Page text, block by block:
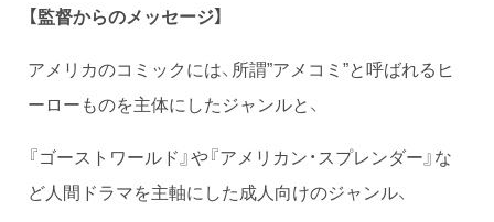
【監督からのメッセージ】
アメリカのコミックには、所謂”アメコミ”と呼ばれるヒ
ーローものを主体にしたジャンルと、
『ゴーストワールド』や『アメリカン・スプレンダー』な
ど人間ドラマを主軸にした成人向けのジャンル、